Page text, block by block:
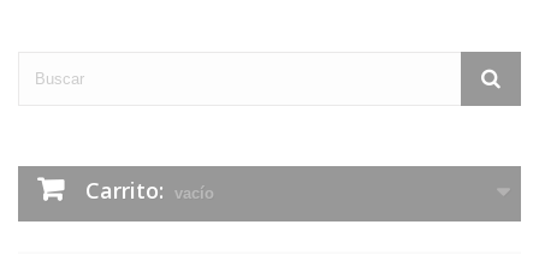
Carrito: vacío